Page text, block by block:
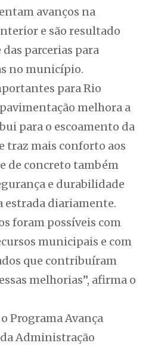
avanços na
e são resultado
parcerias para
no município.
para Rio
melhora a
para o escoamento da
traz mais conforto aos
de concreto também
e durabilidade
estrada diariamente.
foram possíveis com
municipais e com
que contribuíram
melhorias”, afirma o
Programa Avança
Administração